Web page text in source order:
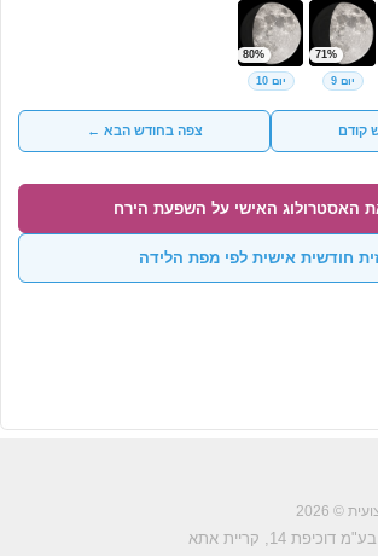
71%
יום 9
80%
יום 10
קודם צפה בחודש הבא ←
האסטרולוג האישי על השפעת הירח
חודשית אישית לפי מפת הלידה
© 2026
בע"מ דוכיפת 14, קריית אתא